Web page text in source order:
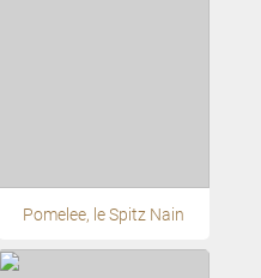
Pomelee, le Spitz Nain